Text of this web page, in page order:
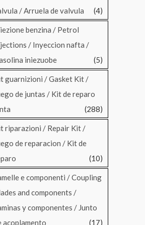
/ Arruela de valvula
(4)
benzina / Petrol
/ Inyeccion nafta /
iniezuobe
(5)
guarnizioni / Gasket Kit /
de juntas / Kit de reparo
(288)
riparazioni / Repair Kit /
de reparacion / Kit de
(10)
e componenti / Coupling
and components /
y componentes / Junto
acoplamento
(17)